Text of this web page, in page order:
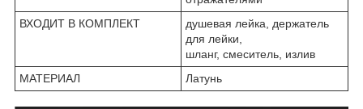
ВХОДИТ В КОМПЛЕКТ
душевая лейка, держатель
для лейки,
шланг, смеситель, излив
МАТЕРИАЛ
Латунь